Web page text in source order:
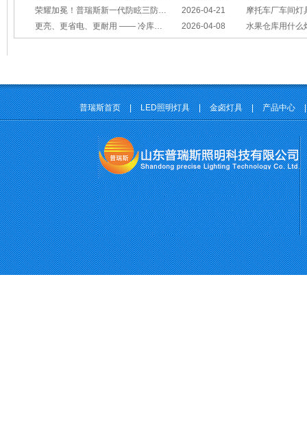
2026-04-21
荣耀加冕！普瑞斯新一代防眩三防灯BC-L斩获2026阿拉丁神灯奖
摩托车厂车间灯具怎么选？
2026-04-08
更亮、更省电、更耐用 —— 冷库照明优选 水果仓库用什么
普瑞斯首页 | LED照明灯具 | 金卤灯具 | 产品中心 |